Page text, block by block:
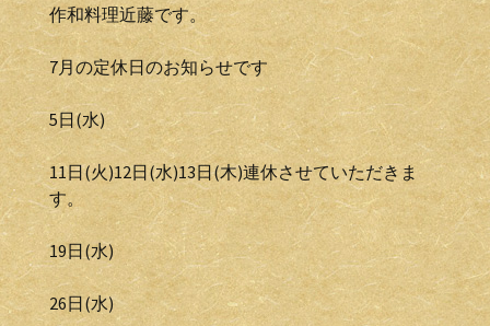
作和料理近藤です。
7月の定休日のお知らせです
5日(水)
11日(火)12日(水)13日(木)連休させていただきま
す。
19日(水)
26日(水)